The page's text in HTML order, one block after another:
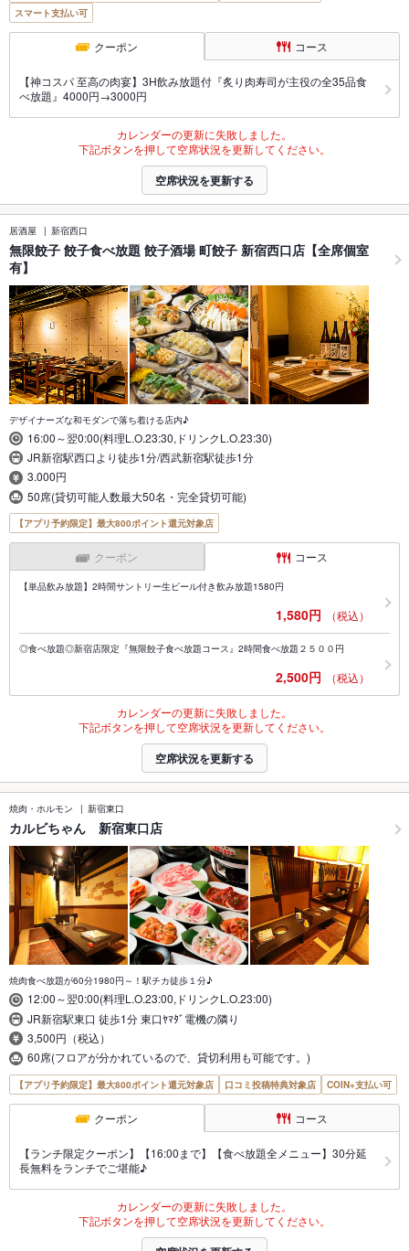
スマート支払い可
クーポン コース
【神コスパ 至高の肉宴】3H飲み放題付『炙り肉寿司が主役の全35品食
べ放題』4000円→3000円
カレンダーの更新に失敗しました。
下記ボタンを押して空席状況を更新してください。
空席状況を更新する
居酒屋 新宿西口
無限餃子 餃子食べ放題 餃子酒場 町餃子 新宿西口店【全席個室
有】
デザイナーズな和モダンで落ち着ける店内♪
16:00～翌0:00(料理L.O.23:30,ドリンクL.O.23:30)
JR新宿駅西口より徒歩1分/西武新宿駅徒歩1分
3.000円
50席(貸切可能人数最大50名・完全貸切可能)
【アプリ予約限定】最大800ポイント還元対象店
クーポン コース
【単品飲み放題】2時間サントリー生ビール付き飲み放題1580円
1,580円 （税込）
◎食べ放題◎新宿店限定『無限餃子食べ放題コース』2時間食べ放題２５００円
2,500円 （税込）
カレンダーの更新に失敗しました。
下記ボタンを押して空席状況を更新してください。
空席状況を更新する
焼肉・ホルモン 新宿東口
カルビちゃん 新宿東口店
焼肉食べ放題が60分1980円～！駅チカ徒歩１分♪
12:00～翌0:00(料理L.O.23:00,ドリンクL.O.23:00)
JR新宿駅東口 徒歩1分 東口ﾔﾏﾀﾞ電機の隣り
3,500円（税込）
60席(フロアが分かれているので、貸切利用も可能です。)
【アプリ予約限定】最大800ポイント還元対象店 口コミ投稿特典対象店 COIN+支払い可
クーポン コース
【ランチ限定クーポン】【16:00まで】【食べ放題全メニュー】30分延
長無料をランチでご堪能♪
カレンダーの更新に失敗しました。
下記ボタンを押して空席状況を更新してください。